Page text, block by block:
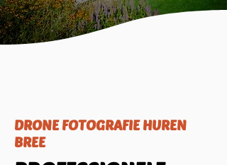
DRONE FOTOGRAFIE HUREN
BREE